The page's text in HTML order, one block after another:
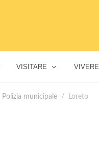
VISITARE VIVERE
Polizia municipale Loreto